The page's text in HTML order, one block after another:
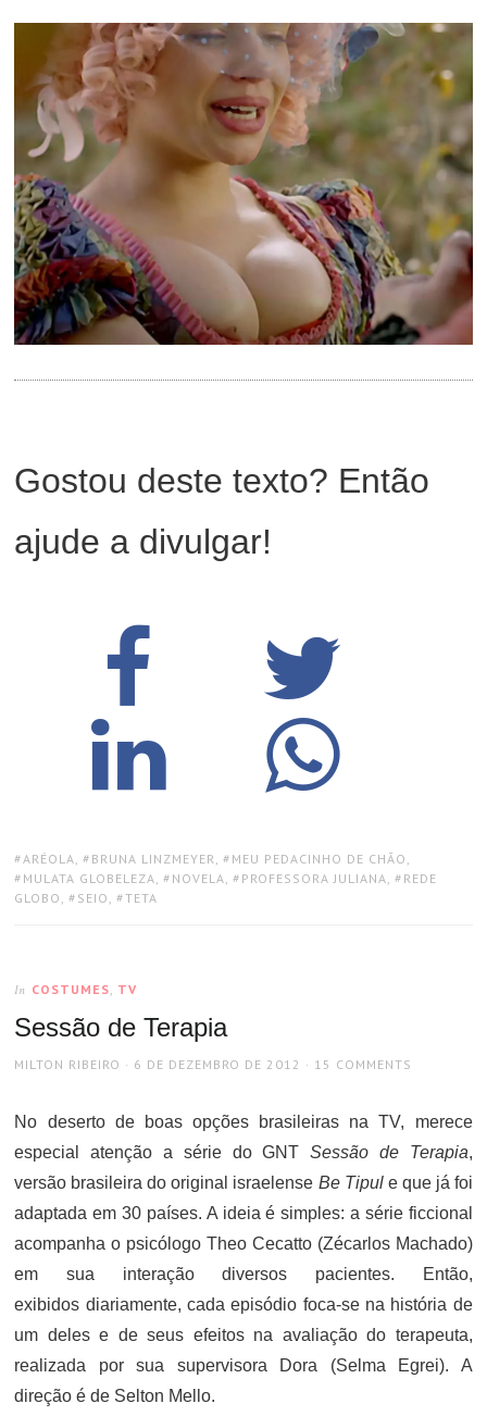
Gostou deste texto? Então
ajude a divulgar!
TAGS:
ARÉOLA, BRUNA LINZMEYER, MEU PEDACINHO DE CHÃO ,
MULATA GLOBELEZA, NOVELA, PROFESSORA JULIANA, REDE
GLOBO , SEIO , TETA
In COSTUMES, TV
Sessão de Terapia
AUTHOR
MILTON RIBEIRO
POSTED
6 DE DEZEMBRO DE 2012 15 COMMENTS
No deserto de boas opções brasileiras na TV, merece
especial atenção a série do GNTSessão de Terapia,
versão brasileira do original israelense Be Tipule que já foi
adaptada em 30 países. A ideia é simples: a série ficcional
acompanha o psicólogo Theo Cecatto (Zécarlos Machado)
em sua interação diversos pacientes. Então,
exibidos diariamente, cada episódio foca-se na história de
um deles e de seus efeitos na avaliação do terapeuta,
realizada por sua supervisora Dora (Selma Egrei). A
direção é de Selton Mello.